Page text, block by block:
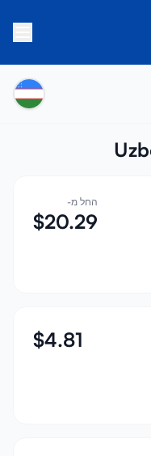
החל מ-
$20.29
$4.81